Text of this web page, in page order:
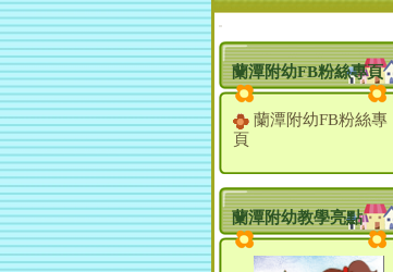
:::
蘭潭附幼FB粉絲專頁
蘭潭附幼FB粉絲專
頁
蘭潭附幼教學亮點